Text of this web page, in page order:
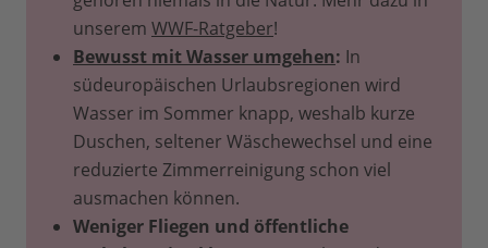
unserem WWF-Ratgeber!
Bewusst mit Wasser umgehen: In
südeuropäischen Urlaubsregionen wird
Wasser im Sommer knapp, weshalb kurze
Duschen, seltener Wäschewechsel und eine
reduzierte Zimmerreinigung schon viel
ausmachen können.
Weniger Fliegen und öffentliche